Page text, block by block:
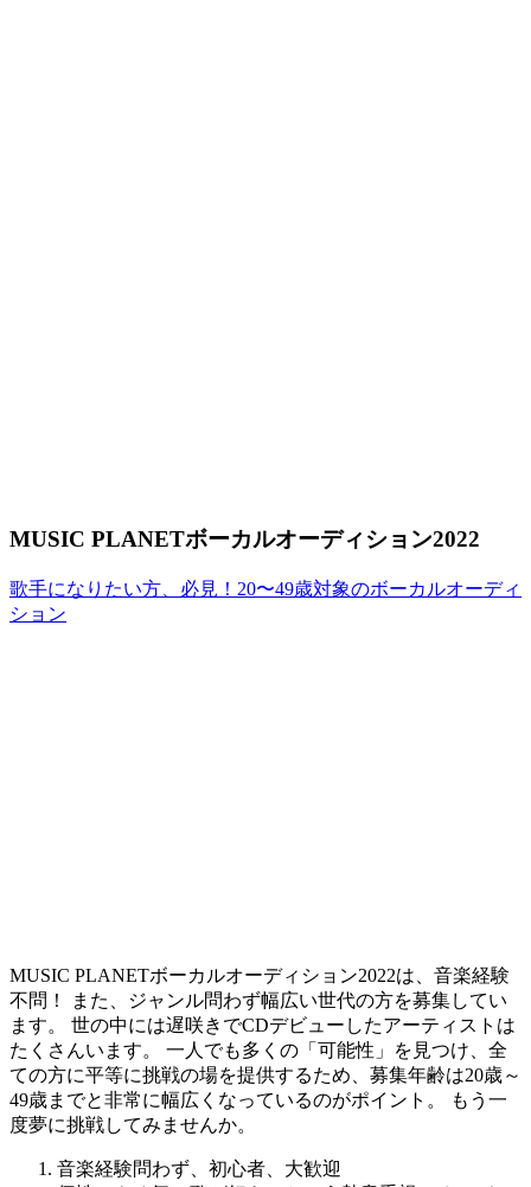
MUSIC PLANETボーカルオーディション2022
歌手になりたい方、必見！20〜49歳対象のボーカルオーディ
ション
MUSIC PLANETボーカルオーディション2022は、音楽経験
不問！ また、ジャンル問わず幅広い世代の方を募集してい
ます。 世の中には遅咲きでCDデビューしたアーティストは
たくさんいます。 一人でも多くの「可能性」を見つけ、全
ての方に平等に挑戦の場を提供するため、募集年齢は20歳～
49歳までと非常に幅広くなっているのがポイント。
もう一
度夢に挑戦してみませんか。
音楽経験問わず、初心者、大歓迎